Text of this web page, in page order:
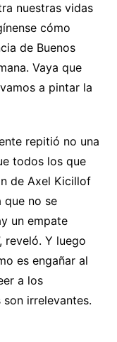
nuestras vidas
cómo
de Buenos
Vaya que
a pintar la
repitió no una
todos los que
de Axel Kicillof
que no se
un empate
reveló. Y luego
es engañar al
a los
irrelevantes.